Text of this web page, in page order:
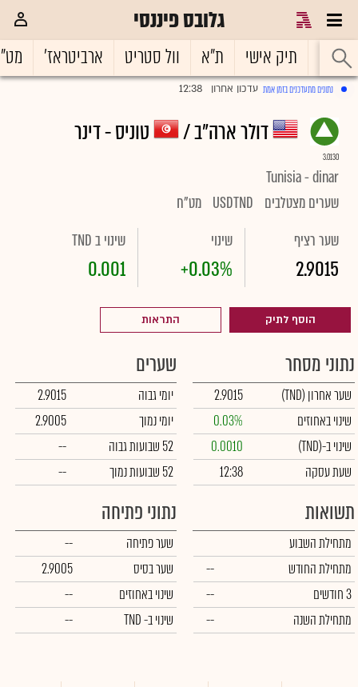
גלובס פיננסי
ראשי תיק אישי ת"א וול סטריט ארביטראז'
נתונים מתעדכנים בזמן אמת |עדכון אחרון 12:38
דולר ארה"ב / טוניס - דינר
3.0130
Tunisia - dinar
שערים מצטלבים
USDTND מט"ח
שער רציף
2.9015
שינוי
+0.03%
שינוי ב TND
0.001
הוסף לתיק התראות
נתוני מסחר
שער אחרון (TND)
2.9015
שינוי באחוזים
0.03%
שינוי ב-(TND)
0.0010
שעת עסקה
12:38
שערים
יומי גבוה
2.9015
יומי נמוך
2.9005
52 שבועות גבוה
--
52 שבועות נמוך
--
תשואות
מתחילת השבוע
מתחילת החודש
--
3 חודשים
--
מתחילת השנה
--
נתוני פתיחה
שער פתיחה
--
שער בסיס
2.9005
שינוי באחוזים
--
שינויב- TND --